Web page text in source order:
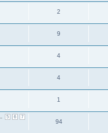
2
9
4
4
1
5 6 7
94